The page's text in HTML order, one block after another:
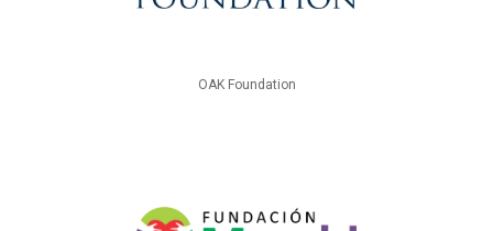
OAK Foundation